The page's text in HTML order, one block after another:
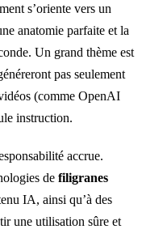
s’oriente vers un
anatomie parfaite et la
Un grand thème est
pas seulement
(comme OpenAI
instruction.
accrue.
de filigranes
IA, ainsi qu’à des
une utilisation sûre et